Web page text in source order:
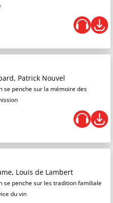
Patrick Nouvel
se penche sur la mémoire des
Louis de Lambert
se penche sur les tradition familiale
du vin